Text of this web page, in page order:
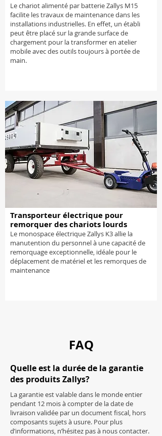
Le chariot alimenté par batterie Zallys M15
facilite les travaux de maintenance dans les
installations industrielles. En effet, un établi
peut être placé sur la grande surface de
chargement pour la transformer en atelier
mobile avec des outils toujours à portée de
main.
Transporteur électrique pour
remorquer des chariots lourds
Le monospace électrique Zallys K3 allie la
manutention du personnel à une capacité de
remorquage exceptionnelle, idéale pour le
déplacement de matériel et les remorques de
maintenance
FAQ
Quelle est la durée de la garantie
des produits Zallys?
La garantie est valable dans le monde entier
pendant 12 mois à compter de la date de
livraison validée par un document fiscal, hors
composants sujets à usure. Pour plus
d’informations, n’hésitez pas à nous contacter.